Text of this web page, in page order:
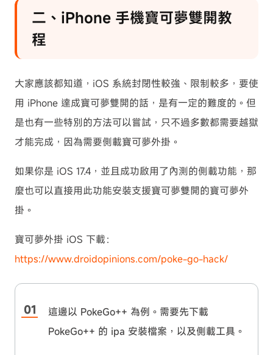
二、iPhone 手機寶可夢雙開教
程
大家應該都知道，iOS 系統封閉性較強、限制較多，要使
用 iPhone 達成寶可夢雙開的話，是有一定的難度的。但
是也有一些特別的方法可以嘗試，只不過多數都需要越獄
才能完成，因為需要側載寶可夢外掛。
如果你是 iOS 17.4，並且成功啟用了內測的側載功能，那
麼也可以直接用此功能安裝支援寶可夢雙開的寶可夢外
掛。
寶可夢外掛 iOS 下載：
https://www.droidopinions.com/poke-go-hack/
這邊以 PokeGo++ 為例。需要先下載
PokeGo++ 的 ipa 安裝檔案，以及側載工具。